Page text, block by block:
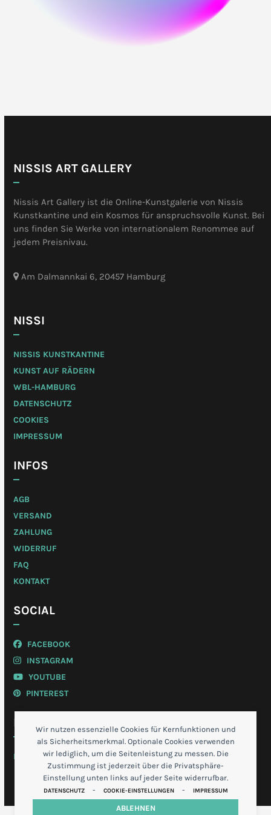
Wir nutzen essenzielle Cookies für Kernfunktionen und
als Sicherheitsmerkmal. Optionale Cookies verwenden
wir lediglich, um die Seitenleistung zu messen. Die
Zustimmung ist jederzeit über die Privatsphäre-
Einstellung unten links auf jeder Seite widerrufbar.
DATENSCHUTZ - COOKIE-EINSTELLUNGEN - IMPRESSUM
ABLEHNEN
NISSIS ART GALLERY
Nissis Art Gallery ist die Online-Kunstgalerie von Nissis
Kunstkantine und ein Kosmos für anspruchsvolle Kunst. Bei
uns finden Sie Werke von internationalem Renommee auf
jedem Preisnivau.
Am Dalmannkai 6, 20457 Hamburg
NISSI
NISSIS KUNSTKANTINE
KUNST AUF RÄDERN
WBL-HAMBURG
DATENSCHUTZ
COOKIES
IMPRESSUM
INFOS
AGB
VERSAND
ZAHLUNG
WIDERRUF
FAQ
KONTAKT
SOCIAL
FACEBOOK
INSTAGRAM
YOUTUBE
PINTEREST
MEIN KONTO
LOGIN